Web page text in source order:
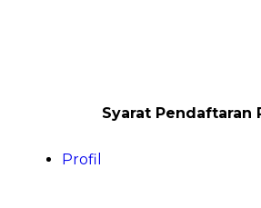
Syarat Pendaftaran
Profil